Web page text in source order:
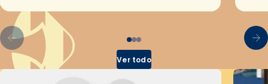
Ver todo